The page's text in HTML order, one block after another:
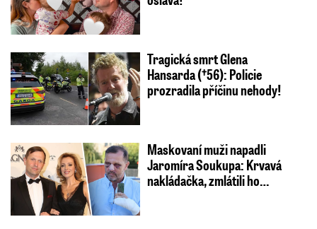
Tragická smrt Glena
Hansarda (†56): Policie
prozradila příčinu nehody!
Maskovaní muži napadli
Jaromíra Soukupa: Krvavá
nakládačka, zmlátili ho…